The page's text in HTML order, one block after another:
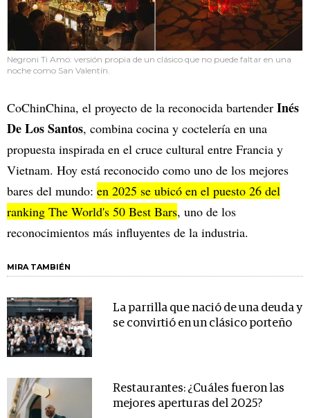
Negroni Ti Amo: versión propia de un clásico que no puede faltar en una
noche como San Valentín.
CoChinChina, el proyecto de la reconocida bartender Inés
De Los Santos, combina cocina y coctelería en una
propuesta inspirada en el cruce cultural entre Francia y
Vietnam. Hoy está reconocido como uno de los mejores
bares del mundo: en 2025 se ubicó en el puesto 26 del
ranking The World's 50 Best Bars, uno de los
reconocimientos más influyentes de la industria.
MIRA TAMBIÉN
La parrilla que nació de una deuda y
se convirtió en un clásico porteño
Restaurantes: ¿Cuáles fueron las
mejores aperturas del 2025?